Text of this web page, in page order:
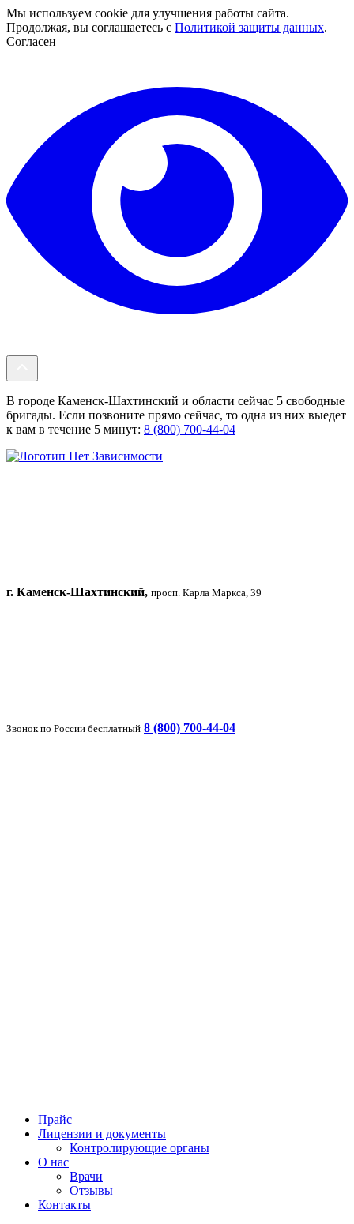
Мы используем cookie для улучшения работы сайта.
Продолжая, вы соглашаетесь с Политикой защиты данных.
Согласен
В городе Каменск-Шахтинский и области сейчас 5 свободные
бригады. Если позвоните прямо сейчас, то одна из них выедет
к вам в течение 5 минут: 8 (800) 700-44-04
г. Каменск-Шахтинский, просп. Карла Маркса, 39
Звонок по России бесплатный 8 (800) 700-44-04
Прайс
Лицензии и документы
Контролирующие органы
О нас
Врачи
Отзывы
Контакты